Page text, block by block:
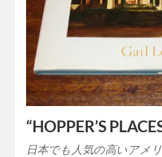
“HOPPER’S
日本でも人気の高いアメ